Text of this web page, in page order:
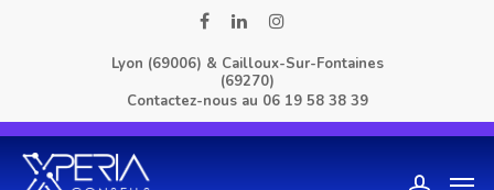
facebooklinkedininstagram
Lyon (69006) & Cailloux-Sur-Fontaines
(69270)
Contactez-nous au 06 19 58 38 39